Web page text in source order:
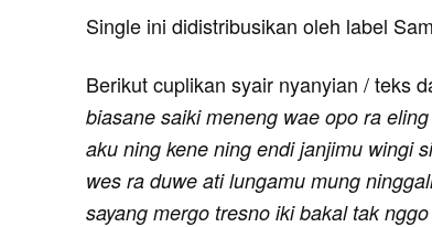
Single ini didistribusikan oleh label
Berikut cuplikan syair nyanyian / teks
biasane saiki meneng wae opo ra
aku ning kene ning endi janjimu wingi
wes ra duwe ati lungamu mung
sayang mergo tresno iki bakal tak